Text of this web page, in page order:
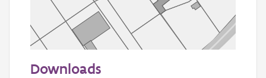
Informatie Vlaanderen
Downloads